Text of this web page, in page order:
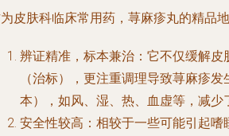
皮肤科临床常用药，荨麻疹丸的精品
辨证精准，标本兼治：它不仅缓解
（治标），更注重调理导致荨麻疹
本），如风、湿、热、血虚等，减少
安全性较高：相较于一些可能引起